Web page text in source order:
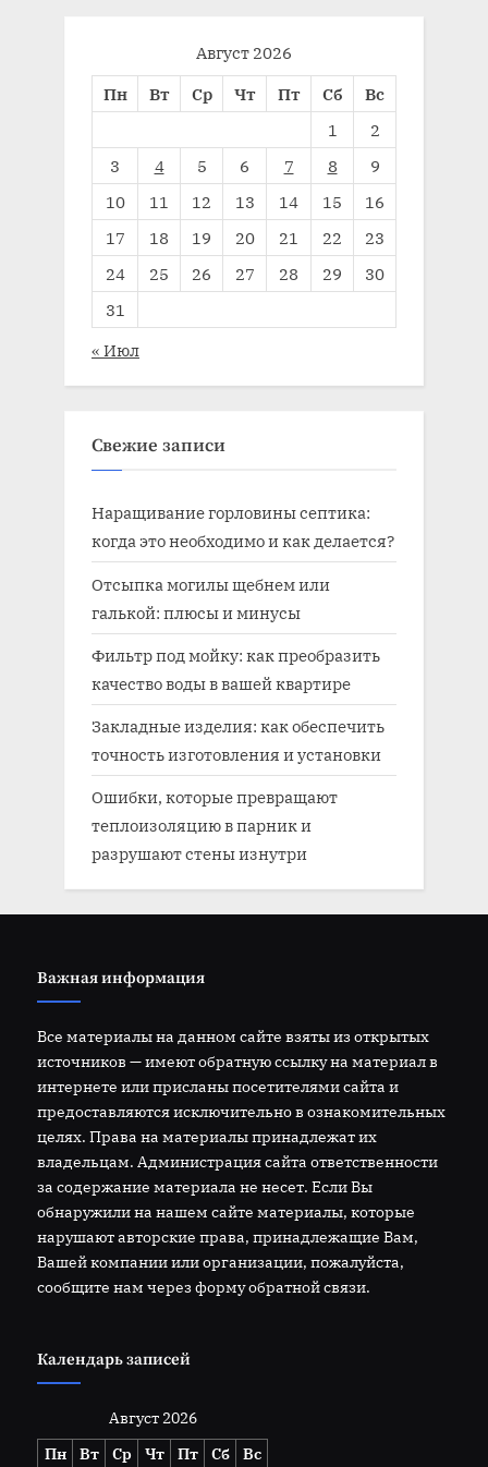
Август 2026
Пн
Вт Ср Чт Пт Сб
Вс
1
2
3
4 5 6 7 8
9
10
11 12 13 14 15
16
17
18 19 20 21 22
23
24
25 26 27 28 29
30
31
« Июл
Свежие записи
Наращивание горловины септика:
когда это необходимо и как делается?
Отсыпка могилы щебнем или
галькой: плюсы и минусы
Фильтр под мойку: как преобразить
качество воды в вашей квартире
Закладные изделия: как обеспечить
точность изготовления и установки
Ошибки, которые превращают
теплоизоляцию в парник и
разрушают стены изнутри
Важная информация
Все материалы на данном сайте взяты из открытых
источников — имеют обратную ссылку на материал в
интернете или присланы посетителями сайта и
предоставляются исключительно в ознакомительных
целях. Права на материалы принадлежат их
владельцам. Администрация сайта ответственности
за содержание материала не несет. Если Вы
обнаружили на нашем сайте материалы, которые
нарушают авторские права, принадлежащие Вам,
Вашей компании или организации, пожалуйста,
сообщите нам через форму обратной связи.
Календарь записей
Август 2026
Пн
Вт Ср Чт Пт Сб Вс